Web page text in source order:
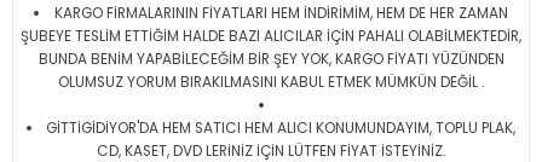
KARGO FİRMALARININ FİYATLARI HEM İNDİRİMİM, HEM DE HER ZAMAN
ŞUBEYE TESLİM ETTİĞİM HALDE BAZI ALICILAR İÇİN PAHALI OLABİLMEKTEDİR,
BUNDA BENİM YAPABİLECEĞİM BİR ŞEY YOK, KARGO FİYATI YÜZÜNDEN
OLUMSUZ YORUM BIRAKILMASINI KABUL ETMEK MÜMKÜN DEĞİL .
GİTTİGİDİYOR'DA HEM SATICI HEM ALICI KONUMUNDAYIM, TOPLU PLAK,
CD, KASET, DVD LERİNİZ İÇİN LÜTFEN FİYAT İSTEYİNİZ.